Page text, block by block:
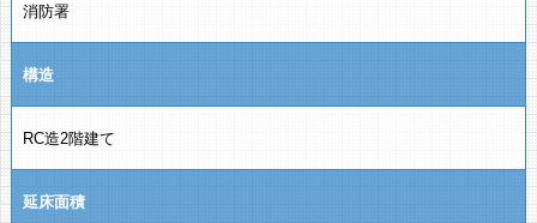
消防署
構造
RC造2階建て
延床面積